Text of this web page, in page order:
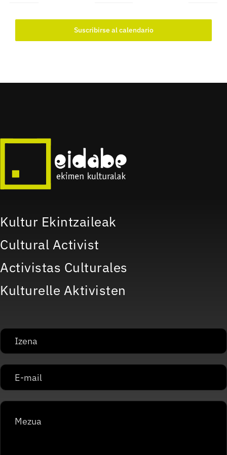
Suscribirse al calendario
Kultur Ekintzaileak
Cultural Activist
Activistas Culturales
Kulturelle Aktivisten